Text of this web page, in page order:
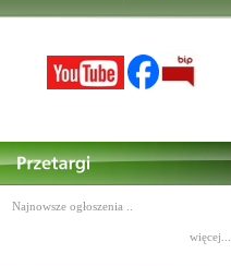
Najnowsze ogłoszenia ..
więcej...